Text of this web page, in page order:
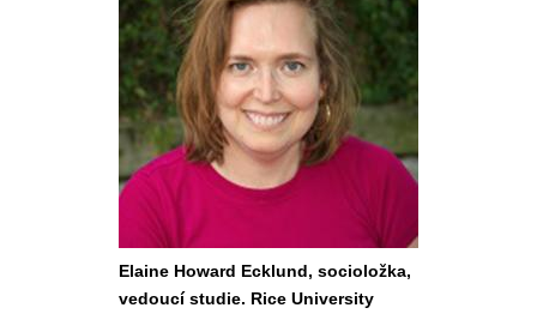
Elaine Howard Ecklund, socioložka,
vedoucí studie. Rice University